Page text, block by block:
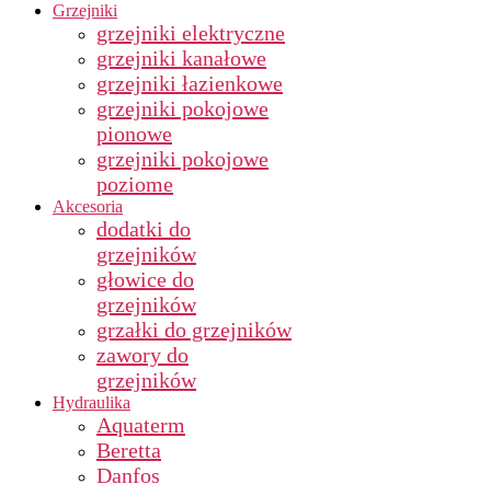
Grzejniki
grzejniki elektryczne
grzejniki kanałowe
grzejniki łazienkowe
grzejniki pokojowe
pionowe
grzejniki pokojowe
poziome
Akcesoria
dodatki do
grzejników
głowice do
grzejników
grzałki do grzejników
zawory do
grzejników
Hydraulika
Aquaterm
Beretta
Danfos